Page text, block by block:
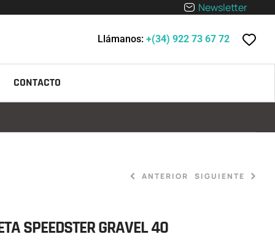
Newsletter
Llámanos: +(34) 922 73 67 72
CONTACTO
ANTERIOR
1.749,00
SIGUIENTE
SPEEDSTER GRAVEL 40